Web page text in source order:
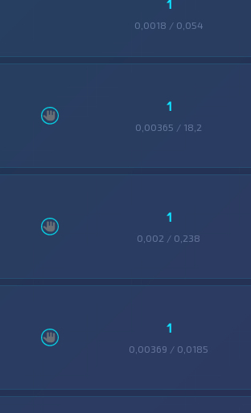
1
0,0018 / 0,054
1
0,00365 / 18,2
1
0,002 / 0,238
1
0,00369 / 0,0185